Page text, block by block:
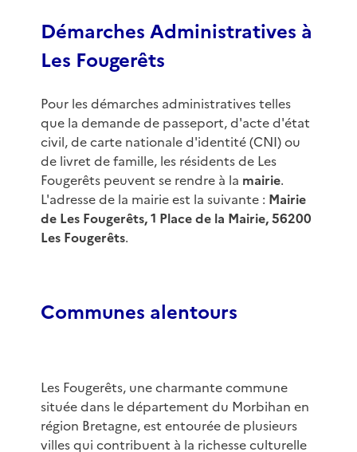
Démarches Administratives à
Les Fougerêts
Pour les démarches administratives telles
que la demande de passeport, d'acte d'état
civil, de carte nationale d'identité (CNI) ou
de livret de famille, les résidents de Les
Fougerêts peuvent se rendre à la mairie.
L'adresse de la mairie est la suivante : Mairie
de Les Fougerêts, 1 Place de la Mairie, 56200
Les Fougerêts.
Communes alentours
Les Fougerêts, une charmante commune
située dans le département du Morbihan en
région Bretagne, est entourée de plusieurs
villes qui contribuent à la richesse culturelle